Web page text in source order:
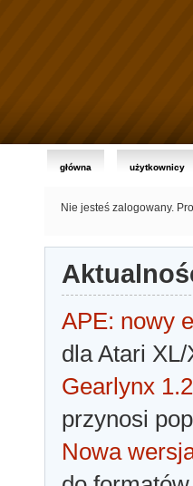
główna użytkownicy
Nie jesteś zalogowany.
APE: nowy
dla Atari
Gearlynx
przynosi
Nowa